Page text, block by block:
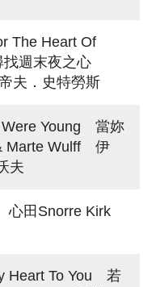
Heart Of
週末夜之心
夫．史特勞斯
Young 當妳
Marte Wulff 伊
夫
Snorre Kirk
To You 若